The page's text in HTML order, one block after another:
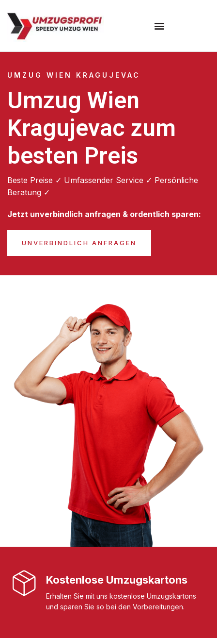
UMZUG WIEN KRAGUJEVAC
Umzug Wien
Kragujevac zum
besten Preis
Beste Preise ✓ Umfassender Service ✓ Persönliche
Beratung ✓
Jetzt unverbindlich anfragen & ordentlich sparen:
UNVERBINDLICH ANFRAGEN
Kostenlose Umzugskartons
Erhalten Sie mit uns kostenlose Umzugskartons
und sparen Sie so bei den Vorbereitungen.